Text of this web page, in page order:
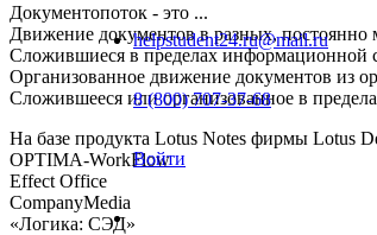
helpstudent24.ru@mail.ru
8 (800) 707-37-68
Войти
Документопоток - это ...
Движение документов в разных,
Сложившиеся в пределах информационной
Организованное движение документов из
Сложившееся или организованное в
На базе продукта Lotus Notes фирмы Lotus
OPTIMA-WorkFlow
Effect Office
CompanyMedia
«Логика: СЭД»